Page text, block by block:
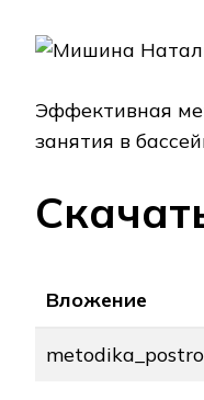
Эффективная
занятия в
Вложение